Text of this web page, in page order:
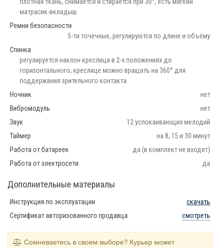
плотная ткань, снимается и стирается при 30°, есть мягкий
матрасик-вкладыш
Ремни безопасности
5-ти точечные, регулируются по длине и объёму
Спинка
регулируется наклон креслица в 2-х положениях до
горизонтального, креслице можно вращать на 360° для
поддержания зрительного контакта
Ночник
нет
Вибромодуль
нет
Звук
12 успокаивающих мелодий
Таймер
на 8, 15 и 30 минут
Работа от батареек
да (в комплект не входят)
Работа от электросети
да
Дополнительные материалы
Инструкция по эксплуатации
скачать
Сертификат авторизованного продавца
смотреть
Сомневаетесь в своем выборе? Курьер может